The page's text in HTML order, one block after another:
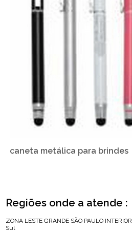
caneta metálica para brindes
Regiões onde a atende :
ZONA LESTE GRANDE SÃO PAULO INTERIOR
Sul